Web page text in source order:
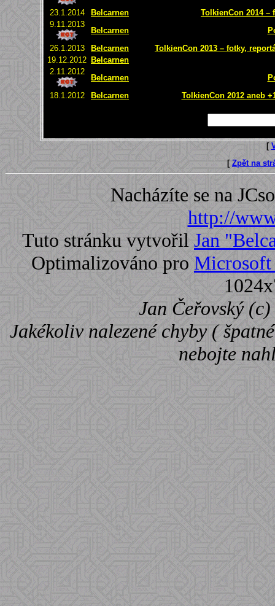
23.1.2014
Belcarnen
TolkienCon 2014 –
9.11.2013
Belcarnen
26.1.2013
Belcarnen
TolkienCon 2013 – fotky,
19.12.2012 Belcarnen
2.11.2012
Belcarnen
18.1.2012
Belcarnen TolkienCon 2012 aneb
[
[ Zpět na
Nacházíte se na
http://
Tuto stránku vytvořil Jan
Optimalizováno pro
Jan Čeřovský
Jakékoliv nalezené chyby (
nebojte